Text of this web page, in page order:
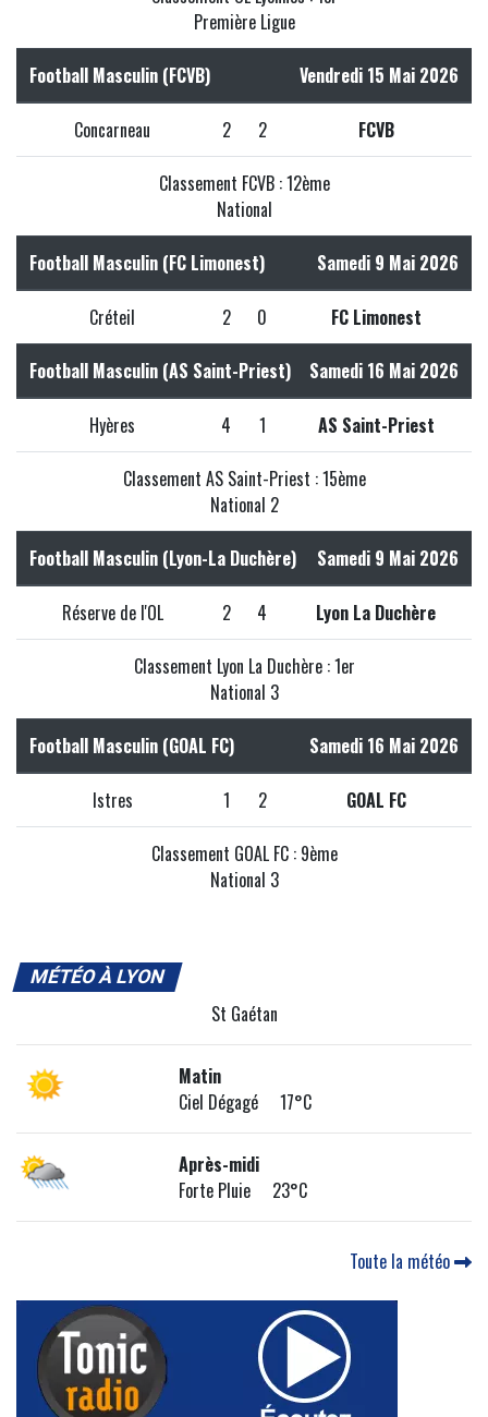
Première Ligue
Football Masculin (FCVB) Vendredi 15 Mai 2026
Concarneau 2 2 FCVB
Classement FCVB : 12ème
National
Football Masculin (FC Limonest) Samedi 9 Mai 2026
Créteil 2 0 FC Limonest
Football Masculin (AS Saint-Priest) Samedi 16 Mai 2026
Hyères 4 1 AS Saint-Priest
Classement AS Saint-Priest : 15ème
National 2
Football Masculin (Lyon-La Duchère) Samedi 9 Mai 2026
Réserve de l'OL 2 4 Lyon La Duchère
Classement Lyon La Duchère : 1er
National 3
Football Masculin (GOAL FC) Samedi 16 Mai 2026
Istres 1 2 GOAL FC
Classement GOAL FC : 9ème
National 3
MÉTÉO À LYON
St Gaétan
Matin
Ciel Dégagé 17°C
Après-midi
Forte Pluie 23°C
Toute la météo